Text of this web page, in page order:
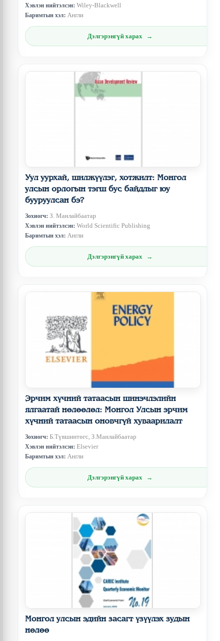
Хэвлэн нийтэлсэн: Wiley-Blackwell
Баримтын хэл: Англи
Дэлгэрэнгүй харах
Уул уурхай, шилжүүлэг, хотжилт: Монгол
улсын орлогын тэгш бус байдлыг юу
бууруулсан бэ?
Зохиогч: З. Манлайбаатар
Хэвлэн нийтэлсэн: World Scientific Publishing
Баримтын хэл: Англи
Дэлгэрэнгүй харах
Эрчим хүчний татаасын шинэчлэлийн
ялгаатай нөлөөлөл: Монгол Улсын эрчим
хүчний татаасын оновчгүй хуваарилалт
Зохиогч: Б.Түвшинтөгс, З.Манлайбаатар
Хэвлэн нийтэлсэн: Elsevier
Баримтын хэл: Англи
Дэлгэрэнгүй харах
Монгол улсын эдийн засагт үзүүлэх зудын
нөлөө